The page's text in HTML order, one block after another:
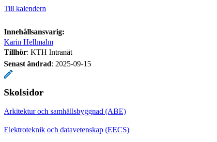
Till kalendern
Innehållsansvarig:
Karin Hellmalm
Tillhör: KTH Intranät
Senast ändrad: 2025-09-15
Skolsidor
Arkitektur och samhällsbyggnad (ABE)
Elektroteknik och datavetenskap (EECS)